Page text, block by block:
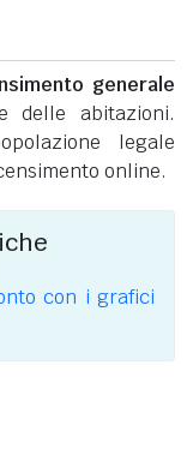
generale
delle abitazioni.
legale
online.
con i grafici